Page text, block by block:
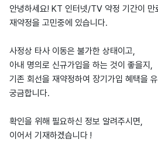
안녕하세요! KT 인터넷/TV 약정 기간이 만
재약정을 고민중에 있습니다.
사정상 타사 이동은 불가한 상태이고,
아내 명의로 신규가입을 하는 것이 좋을지,
기존 회선을 재약정하여 장기가입 혜택을
궁금합니다.
확인을 위해 필요하신 정보 알려주시면,
이어서 기재하겠습니다 !